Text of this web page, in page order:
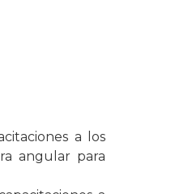
a los
angular para